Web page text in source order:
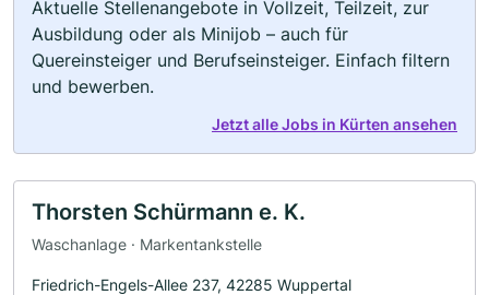
Aktuelle Stellenangebote in Vollzeit, Teilzeit, zur
Ausbildung oder als Minijob – auch für
Quereinsteiger und Berufseinsteiger. Einfach filtern
und bewerben.
Jetzt alle Jobs in Kürten ansehen
Thorsten Schürmann e. K.
Waschanlage · Markentankstelle
Friedrich-Engels-Allee 237, 42285 Wuppertal